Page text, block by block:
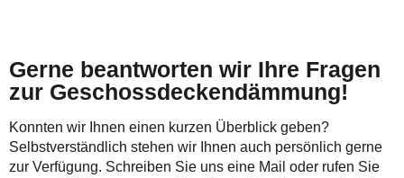
Gerne beantworten wir Ihre Fragen
zur Geschossdeckendämmung!
Konnten wir Ihnen einen kurzen Überblick geben?
Selbstverständlich stehen wir Ihnen auch persönlich gerne
zur Verfügung. Schreiben Sie uns eine Mail oder rufen Sie